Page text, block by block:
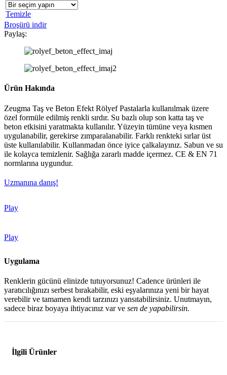
Temizle
Broşürü indir
Paylaş:
Ürün Hakında
Zeugma Taş ve Beton Efekt Rölyef Pastalarla kullanılmak üzere
özel formüle edilmiş renkli sırdır. Su bazlı olup son katta taş ve
beton etkisini yaratmakta kullanılır. Yüzeyin tümüne veya kısmen
uygulanabilir, gerekirse zımparalanabilir. Farklı renkteki sırlar üst
üste kullanılabilir. Kullanmadan önce iyice çalkalayınız. Sabun ve su
ile kolayca temizlenir. Sağlığa zararlı madde içermez. CE & EN 71
normlarına uygundur.
Uzmanına danış!
Play
Play
Uygulama
Renklerin gücünü elinizde tutuyorsunuz! Cadence ürünleri ile
yaratıcılığınızı serbest bırakabilir, eski eşyalarınıza yeni bir hayat
verebilir ve tamamen kendi tarzınızı yansıtabilirsiniz. Unutmayın,
sadece biraz boyaya ihtiyacınız var ve sen de yapabilirsin.
İlgili Ürünler